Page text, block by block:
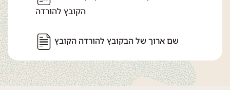
הקובץ להורדה
שם ארוך של הבקובץ להורדה הקובץ